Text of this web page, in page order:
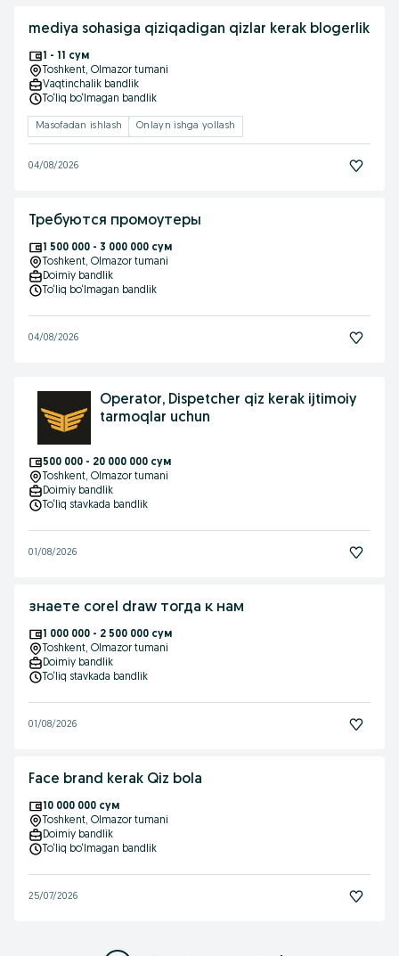
mediya sohasiga qiziqadigan qizlar kerak blogerlik
1 - 11 сум
Toshkent, Olmazor tumani
Vaqtinchalik bandlik
To‘liq bo‘lmagan bandlik
Masofadan ishlash Onlayn ishga yollash
04/08/2026
Требуются промоутеры
1 500 000 - 3 000 000 сум
Toshkent, Olmazor tumani
Doimiy bandlik
To‘liq bo‘lmagan bandlik
04/08/2026
Operator, Dispetcher qiz kerak ijtimoiy
tarmoqlar uchun
500 000 - 20 000 000 сум
Toshkent, Olmazor tumani
Doimiy bandlik
To‘liq stavkada bandlik
01/08/2026
знаете corel draw тогда к нам
1 000 000 - 2 500 000 сум
Toshkent, Olmazor tumani
Doimiy bandlik
To‘liq stavkada bandlik
01/08/2026
Face brand kerak Qiz bola
10 000 000 сум
Toshkent, Olmazor tumani
Doimiy bandlik
To‘liq bo‘lmagan bandlik
25/07/2026